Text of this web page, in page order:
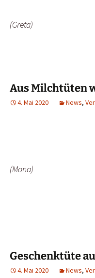
(Greta)
Aus Milchtüten
4. Mai 2020 News,
(Mona)
Geschenktüte
4. Mai 2020 News,